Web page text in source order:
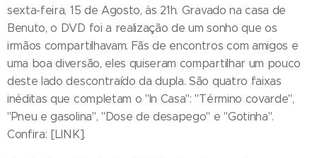
sexta-feira, 15 de Agosto, às 21h. Gravado na casa de
Benuto, o DVD foi a realização de um sonho que os
irmãos compartilhavam. Fãs de encontros com amigos e
uma boa diversão, eles quiseram compartilhar um pouco
deste lado descontraído da dupla. São quatro faixas
inéditas que completam o "In Casa": "Término covarde",
"Pneu e gasolina", "Dose de desapego" e "Gotinha".
Confira: [LINK].